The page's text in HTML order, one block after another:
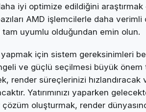
iyi optimize edildiğini araştırmak
AMD işlemcilerle daha
tam uyumlu olduğundan emin olun.
için sistem gereksinimleri
ve güçlü seçilmesi büyük önem
render süreçlerinizi hızlandıracak
Yatırımınızı yaparken
oluşturmak, render